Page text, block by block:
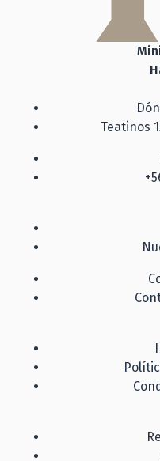
Teatinos